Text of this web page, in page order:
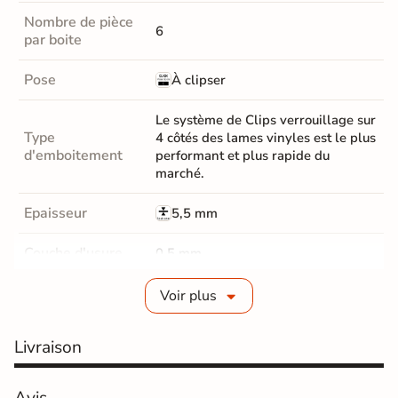
Nombre de pièce
par boite
6
Pose À clipser
Type
d'emboitement
Le système de Clips verrouillage sur
4 côtés des lames vinyles est le plus
performant et plus rapide du
marché.
Epaisseur 5,5 mm
Couche d'usure 0,5 mm
Micro-Chanfreins
classe 23 résidentiel / 33
Voir plus
Livraison